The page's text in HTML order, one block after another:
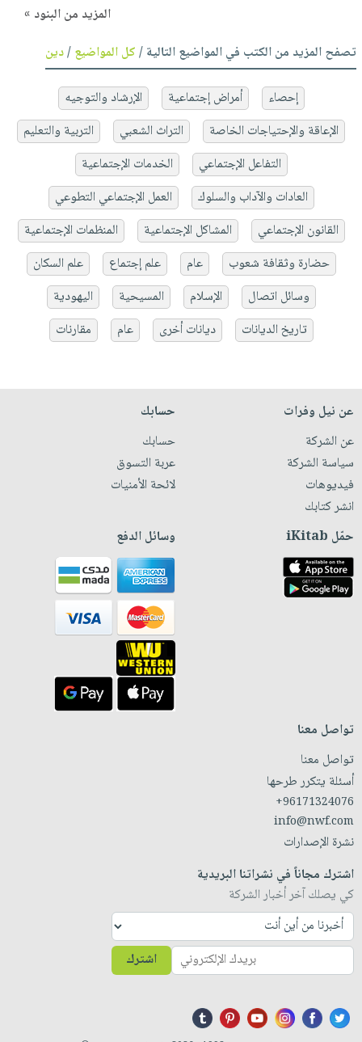
المزيد من البنود »
تصفح المزيد من الكتب في المواضيع التالية /كل المواضيع/دين
إحصاء أمراض إجتماعية
الإرشاد والتوجيه
الإعاقة والإحتياجات الخاصة
التراث الشعبي
التربية والتعليم
التفاعل الإجتماعي
الخدمات الإجتماعية
العادات والآداب والسلوك
العمل الإجتماعي التطوعي
القانون الإجتماعي
المشاكل الإجتماعية
المنظمات الإجتماعية
حضارة وثقافة شعوب
عام علم إجتماع
علم السكان
وسائل اتصال
الإسلام المسيحية
اليهودية
تاريخ الديانات
ديانات أخرى عام مقارنات
عن نيل وفرات
عن الشركة
سياسة الشركة
فيديوهات
انشر كتابك
حسابك
حسابك
عربة التسوق
لائحة الأمنيات
حمّل iKitab وسائل الدفع
تواصل معنا
تواصل معنا
أسئلة يتكرر طرحها
+96171324076
info@nwf.com
نشرة الإصدارات
اشترك مجاناً في نشراتنا البريدية
كي يصلك آخر أخبار الشركة
اشترك